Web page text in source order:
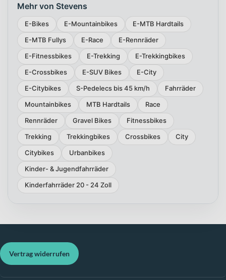
Mehr von Stevens
E-Bikes E-Mountainbikes
E-MTB Hardtails
E-MTB Fullys
E-Race
E-Rennräder
E-Fitnessbikes
E-Trekking
E-Trekkingbikes
E-Crossbikes
E-SUV Bikes
E-City
E-Citybikes
S-Pedelecs bis 45 km/h
Fahrräder
Mountainbikes
MTB Hardtails
Race
Rennräder
Gravel Bikes
Fitnessbikes
Trekking
Trekkingbikes Crossbikes
City
Citybikes
Urbanbikes
Kinder- & Jugendfahrräder
Kinderfahrräder 20 - 24 Zoll
Vertrag widerrufen